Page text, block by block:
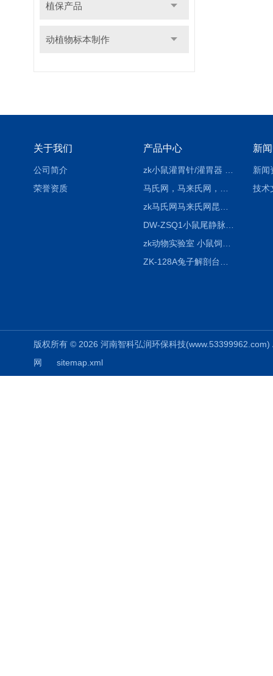
植保产品
动植物标本制作
关于我们
公司简介
荣誉资质
产品中心 新
新闻
技术
版权所有 © 2026 河南智科弘润环保科技
网
sitemap.xml